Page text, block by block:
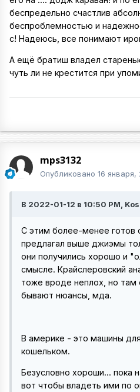
беспредельно счастлив
беспроблемностью и
с! Надеюсь, все понимают
А ещё братиш владел
чуть ли не крестится при
mps3132
Опубликовано 16 января,
В 2022-01-12 в 10:50 PM,
С этим более-менее готов
предлагал выше джиэмы
они получились хорошо и
смысле. Крайслеровский
тоже вроде неплох, но там
бывают нюансы, мда.
В америке - это машины
кошельком.
Безусловно хороши... пока
вот чтобы владеть ими по